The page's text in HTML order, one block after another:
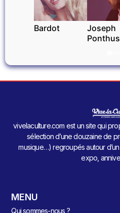
Bardot
Joseph
Ponthus
vivelaculture.com est un site qui
sélection d’une douzaine de
musique…) regroupés autour
expo,
MENU
Qui sommes-nous ?